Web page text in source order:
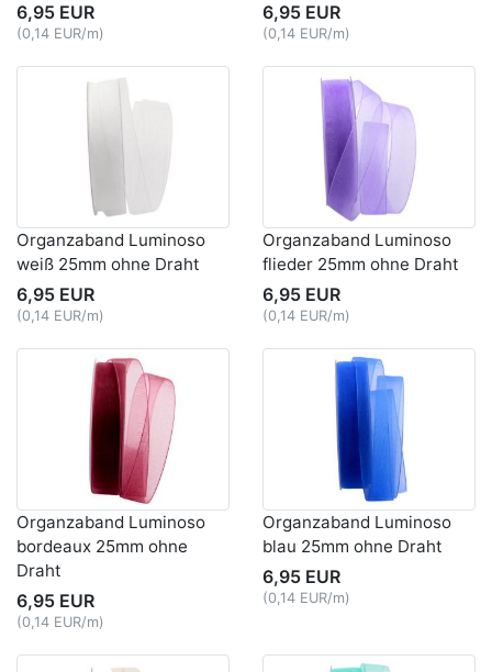
6,95 EUR
(0,14 EUR/m)
6,95 EUR
(0,14 EUR/m)
Organzaband Luminoso
weiß 25mm ohne Draht
6,95 EUR
(0,14 EUR/m)
Organzaband Luminoso
flieder 25mm ohne Draht
6,95 EUR
(0,14 EUR/m)
Organzaband Luminoso
bordeaux 25mm ohne
Draht
6,95 EUR
(0,14 EUR/m)
Organzaband Luminoso
blau 25mm ohne Draht
6,95 EUR
(0,14 EUR/m)